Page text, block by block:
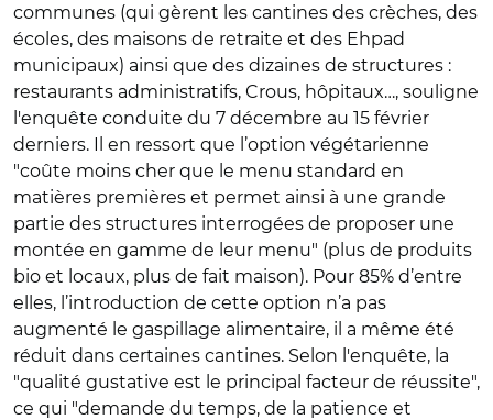
communes (qui gèrent les cantines des crèches, des
écoles, des maisons de retraite et des Ehpad
municipaux) ainsi que des dizaines de structures :
restaurants administratifs, Crous, hôpitaux…, souligne
l'enquête conduite du 7 décembre au 15 février
derniers. Il en ressort que l’option végétarienne
"coûte moins cher que le menu standard en
matières premières et permet ainsi à une grande
partie des structures interrogées de proposer une
montée en gamme de leur menu" (plus de produits
bio et locaux, plus de fait maison). Pour 85% d’entre
elles, l’introduction de cette option n’a pas
augmenté le gaspillage alimentaire, il a même été
réduit dans certaines cantines. Selon l'enquête, la
"qualité gustative est le principal facteur de réussite",
ce qui "demande du temps, de la patience et